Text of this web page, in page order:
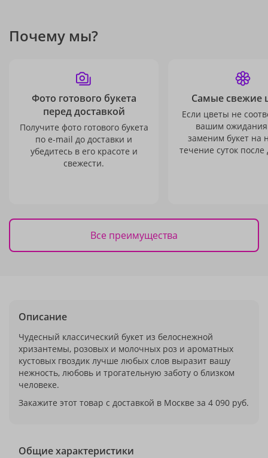
Почему мы?
Фото готового букета
перед доставкой
Получите фото готового букета
по e-mail до доставки и
убедитесь в его красоте и
свежести.
Самые свежие
Если цветы не
вашим
заменим букет на
течение суток после
Все преимущества
Описание
Чудесный классический букет из белоснежной
хризантемы, розовых и молочных роз и ароматных
кустовых гвоздик лучше любых слов выразит вашу
нежность, любовь и трогательную заботу о близком
человеке.
Закажите этот товар с доставкой в Москве за 4 090 руб.
Общие характеристики